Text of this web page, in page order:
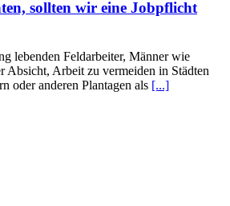
sollten wir eine Jobpflicht
lebenden Feldarbeiter, Männer wie
Absicht, Arbeit zu vermeiden in Städten
oder anderen Plantagen als [...]